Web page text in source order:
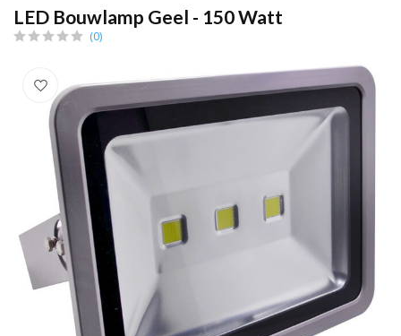
LED Bouwlamp Geel - 150 Watt
(0)